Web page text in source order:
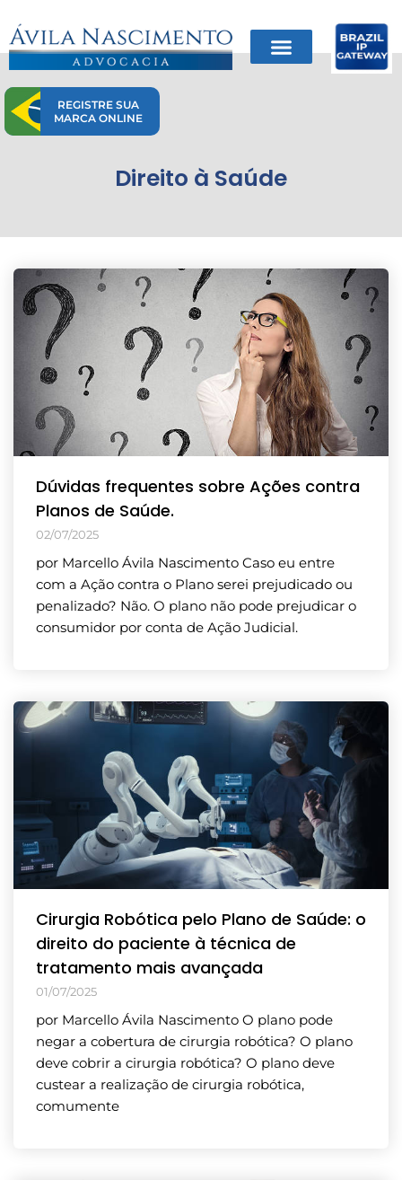
para
conteúdo
REGISTRE SUA
MARCA ONLINE
Direito à Saúde
Dúvidas frequentes sobre Ações contra
Planos de Saúde.
02/07/2025
por Marcello Ávila Nascimento Caso eu entre
com a Ação contra o Plano serei prejudicado ou
penalizado? Não. O plano não pode prejudicar o
consumidor por conta de Ação Judicial.
Cirurgia Robótica pelo Plano de Saúde: o
direito do paciente à técnica de
tratamento mais avançada
01/07/2025
por Marcello Ávila Nascimento O plano pode
negar a cobertura de cirurgia robótica? O plano
deve cobrir a cirurgia robótica? O plano deve
custear a realização de cirurgia robótica,
comumente